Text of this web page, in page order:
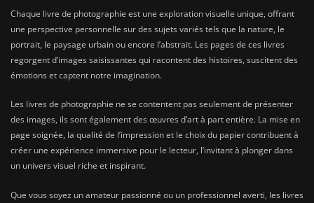
Chaque livre de photographie est une exploration visuelle unique, offrant
une perspective personnelle sur des sujets variés tels que la nature, le
portrait, le paysage urbain ou encore l’abstrait. Les pages de ces livres
regorgent d’images saisissantes qui racontent des histoires, suscitent des
émotions et captent notre imagination.
Les livres de photographie ne se contentent pas seulement de présenter
des images, ils sont également des œuvres d’art à part entière. La mise en
page soignée, la qualité de l’impression et le choix du papier contribuent à
créer une expérience immersive pour le lecteur, l’invitant à plonger dans
un univers visuel riche et inspirant.
Que vous soyez un amateur passionné ou un professionnel averti, les livres